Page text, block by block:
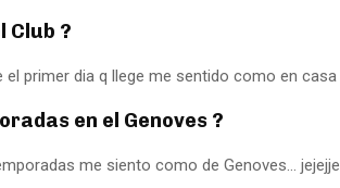
Club ?
el primer dia q llege me sentido como en casa
en el Genoves ?
me siento como de Genoves… jejejje